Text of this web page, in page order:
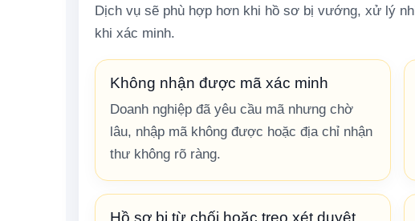
Dịch vụ sẽ phù hợp hơn khi hồ sơ bị vướng, xử lý
khi xác minh.
Không nhận được mã xác minh
Doanh nghiệp đã yêu cầu mã nhưng chờ
lâu, nhập mã không được hoặc địa chỉ nhận
thư không rõ ràng.
Hồ sơ bị từ chối hoặc treo xét duyệt